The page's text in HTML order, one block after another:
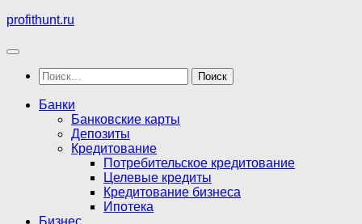
Перейти
содержимому
profithunt.ru
Найти:
Банки
Банковские карты
Депозиты
Кредитование
Потребительское кредитование
Целевые кредиты
Кредитование бизнеса
Ипотека
Бизнес